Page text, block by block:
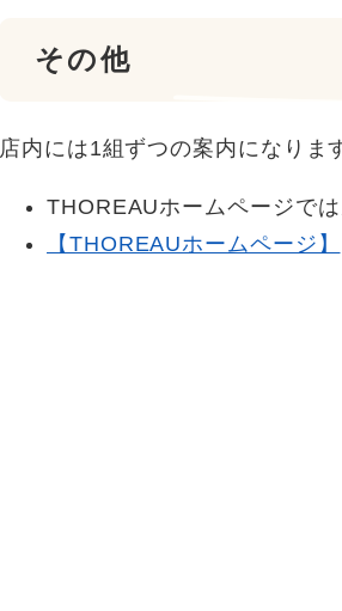
その他
店内には1組ずつの案内になりま
THOREAUホームページで
【THOREAUホームページ】